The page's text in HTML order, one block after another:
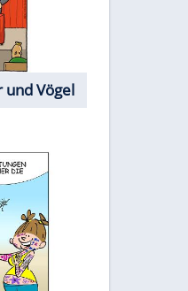
Cartoons mit wahren
Lebensgeschichten
Memo-Spiel